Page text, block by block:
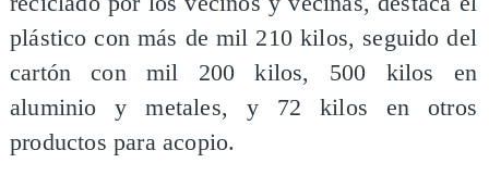
plástico con más de mil 210 kilos, seguido del
cartón con mil 200 kilos, 500 kilos en
aluminio y metales, y 72 kilos en otros
productos para acopio.